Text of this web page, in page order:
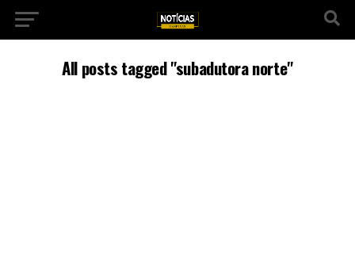
All posts tagged "subadutora norte"